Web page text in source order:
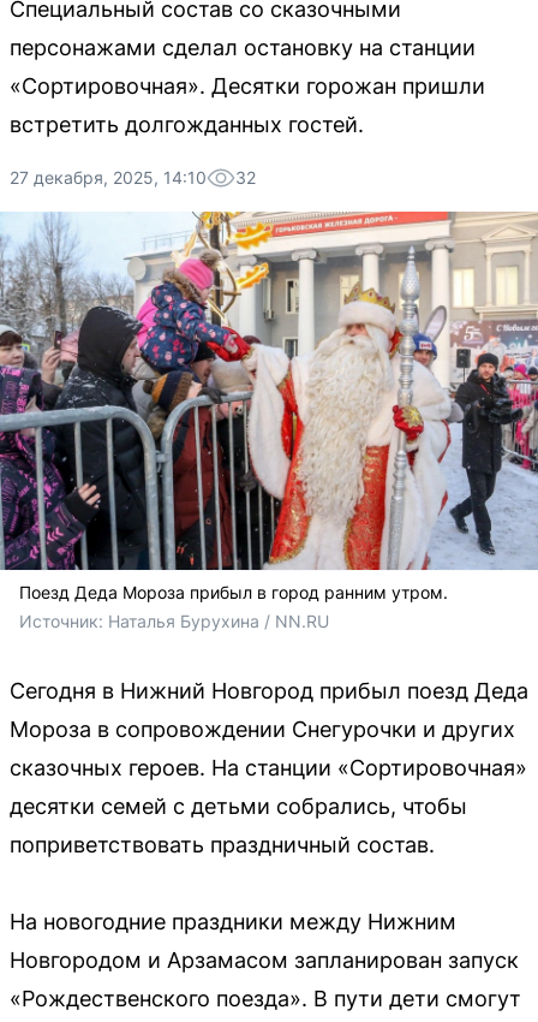
Специальный состав со сказочными
персонажами сделал остановку на станции
«Сортировочная». Десятки горожан пришли
встретить долгожданных гостей.
27 декабря, 2025, 14:10 32
Поезд Деда Мороза прибыл в город ранним утром.
Источник: Наталья Бурухина / NN.RU
Сегодня в Нижний Новгород прибыл поезд Деда
Мороза в сопровождении Снегурочки и других
сказочных героев. На станции «Сортировочная»
десятки семей с детьми собрались, чтобы
поприветствовать праздничный состав.
На новогодние праздники между Нижним
Новгородом и Арзамасом запланирован запуск
«Рождественского поезда». В пути дети смогут